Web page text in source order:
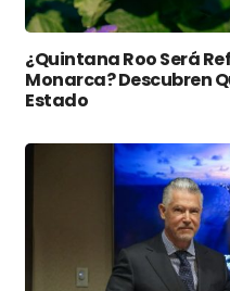
¿Quintana Roo Será
Monarca? Descubren
Estado